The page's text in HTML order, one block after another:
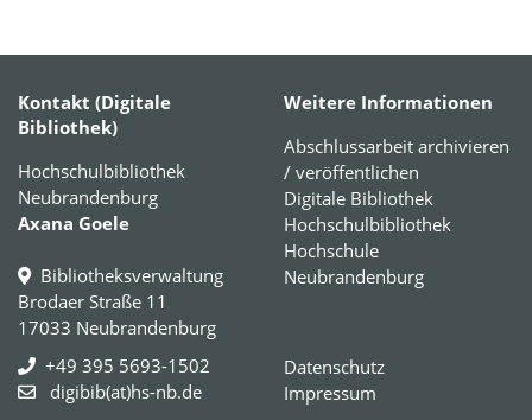
Kontakt (Digitale
Bibliothek)
Hochschulbibliothek
Neubrandenburg
Axana Goele
Bibliotheksverwaltung
Brodaer Straße 11
17033 Neubrandenburg
+49 395 5693-1502
digibib(at)hs-nb.de
Weitere Informationen
Abschlussarbeit archivieren
/ veröffentlichen
Digitale Bibliothek
Hochschulbibliothek
Hochschule
Neubrandenburg
Datenschutz
Impressum